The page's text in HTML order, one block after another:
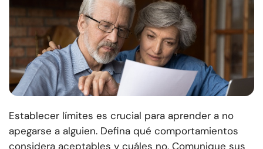
Establecer límites es crucial para aprender a no
apegarse a alguien. Defina qué comportamientos
considera aceptables y cuáles no. Comunique sus